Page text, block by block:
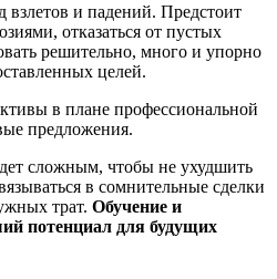
взлетов и падений. Предстоит
отказаться от пустых
решительно, много и упорно
целей.
в плане профессиональной
предложения.
сложным, чтобы не ухудшить
в сомнительные сделки
трат. Обучение и
потенциал для будущих